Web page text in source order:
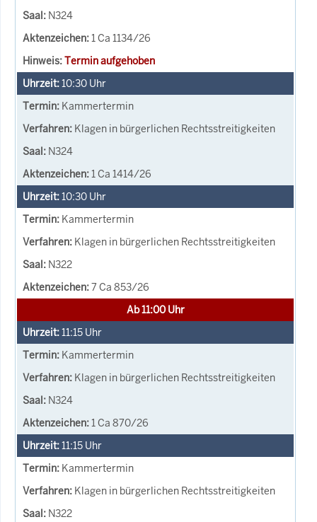
N324
1 Ca 1134/26
Termin aufgehoben
10:30 Uhr
Kammertermin
Klagen in bürgerlichen Rechtsstreitigkeiten
N324
1 Ca 1414/26
10:30 Uhr
Kammertermin
Klagen in bürgerlichen Rechtsstreitigkeiten
N322
7 Ca 853/26
Ab 11:00 Uhr
11:15 Uhr
Kammertermin
Klagen in bürgerlichen Rechtsstreitigkeiten
N324
1 Ca 870/26
11:15 Uhr
Kammertermin
Klagen in bürgerlichen Rechtsstreitigkeiten
N322